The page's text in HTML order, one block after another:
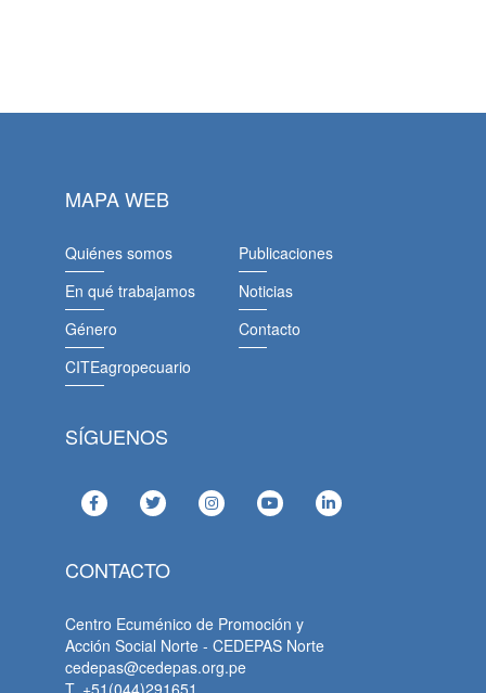
MAPA WEB
Quiénes somos
En qué trabajamos
Género
CITEagropecuario
Publicaciones
Noticias
Contacto
SÍGUENOS
CONTACTO
Centro Ecuménico de Promoción y
Acción Social Norte - CEDEPAS Norte
cedepas@cedepas.org.pe
T. +51(044)291651